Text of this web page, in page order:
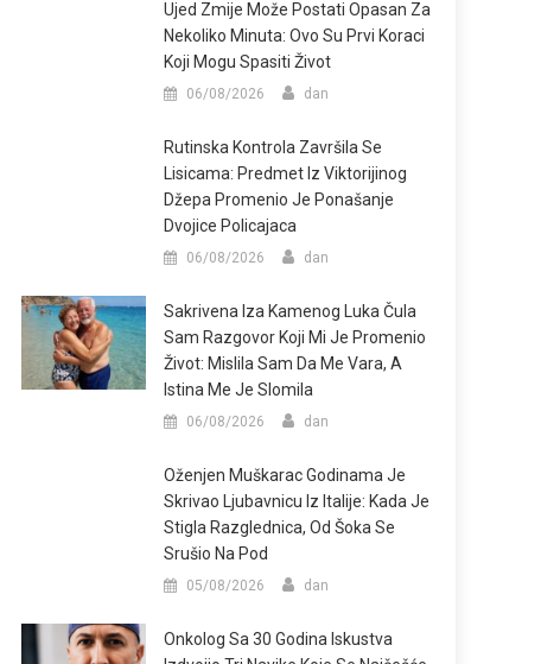
Ujed Zmije Može Postati Opasan Za
Nekoliko Minuta: Ovo Su Prvi Koraci
Koji Mogu Spasiti Život
06/08/2026 dan
Rutinska Kontrola Završila Se
Lisicama: Predmet Iz Viktorijinog
Džepa Promenio Je Ponašanje
Dvojice Policajaca
06/08/2026 dan
Sakrivena Iza Kamenog Luka Čula
Sam Razgovor Koji Mi Je Promenio
Život: Mislila Sam Da Me Vara, A
Istina Me Je Slomila
06/08/2026 dan
Oženjen Muškarac Godinama Je
Skrivao Ljubavnicu Iz Italije: Kada Je
Stigla Razglednica, Od Šoka Se
Srušio Na Pod
05/08/2026 dan
Onkolog Sa 30 Godina Iskustva